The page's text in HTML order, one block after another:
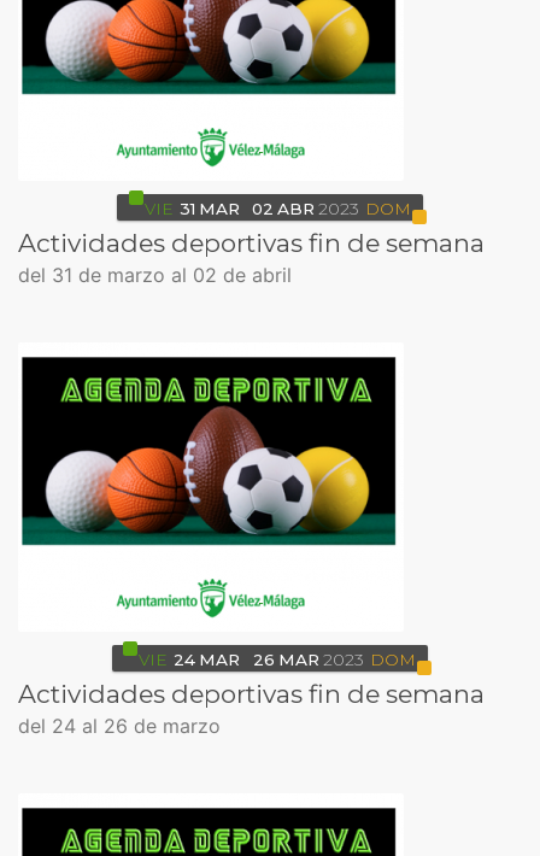
VIE 31 MAR 02 ABR 2023 DOM
Actividades deportivas fin de semana
del 31 de marzo al 02 de abril
VIE 24 MAR 26 MAR 2023 DOM
Actividades deportivas fin de semana
del 24 al 26 de marzo